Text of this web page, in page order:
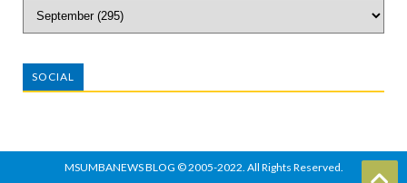
SOCIAL
MSUMBANEWS BLOG © 2005-2022. All Rights Reserved.